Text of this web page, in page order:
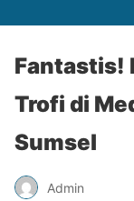
Fantastis!
Trofi di
Sumsel
Admin